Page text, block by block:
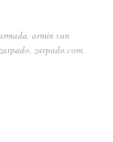
, armin van
zarpado, zarpado.com,